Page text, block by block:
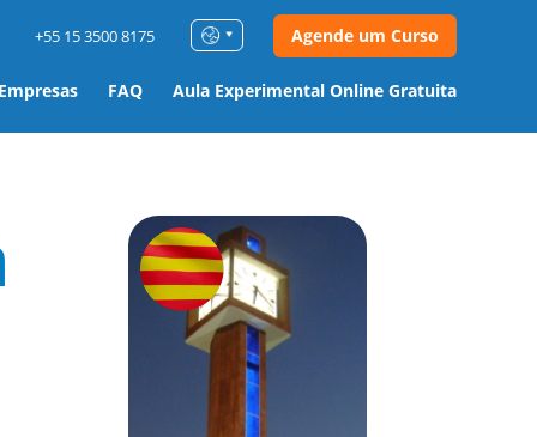
FAQ Aula Experimental Online Gratuita
+55 15 3500 8175 Agende um Curso